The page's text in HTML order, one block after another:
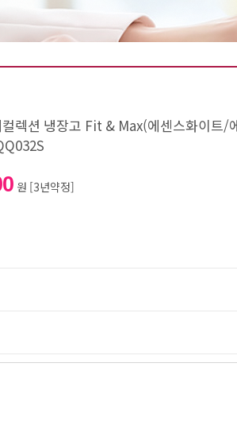
컬렉션 냉장고 Fit & Max(에센스화이트/
원 [3년약정]